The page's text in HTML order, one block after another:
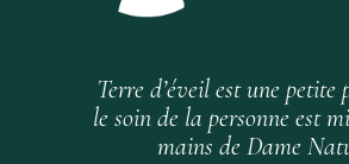
Terre d’éveil est une petite
le soin de la personne est
mains de Dame